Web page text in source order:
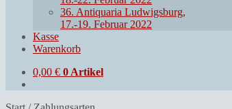
36. Antiquaria Ludwigsburg,
17.-19. Februar 2022
Kasse
Warenkorb
0,00 € 0 Artikel